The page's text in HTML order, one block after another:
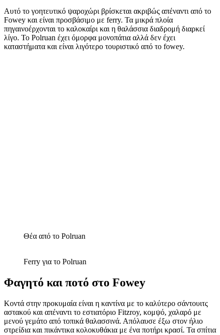
Αυτό το γοητευτικό ψαροχώρι βρίσκεται ακριβώς απέναντι από το
Fowey και είναι προσβάσιμο με ferry. Τα μικρά πλοία
πηγαινοέρχονται το καλοκαίρι και η θαλάσσια διαδρομή διαρκεί
λίγο. Το Polruan έχει όμορφα μονοπάτια αλλά δεν έχει
καταστήματα και είναι λιγότερο τουριστικό από το fowey.
Θέα από το Polruan
Ferry για το Polruan
Φαγητό και ποτό στο Fowey
Κοντά στην προκυμαία είναι η καντίνα με το καλύτερο σάντουιτς
αστακού και απέναντι το εστιατόριο Fitzroy, κομψό, χαλαρό με
μενού γεμάτο από τοπικά θαλασσινά. Απόλαυσε έξω στον ήλιο
στρείδια και πικάντικα κολοκυθάκια με ένα ποτήρι κρασί. Τα σπίτια